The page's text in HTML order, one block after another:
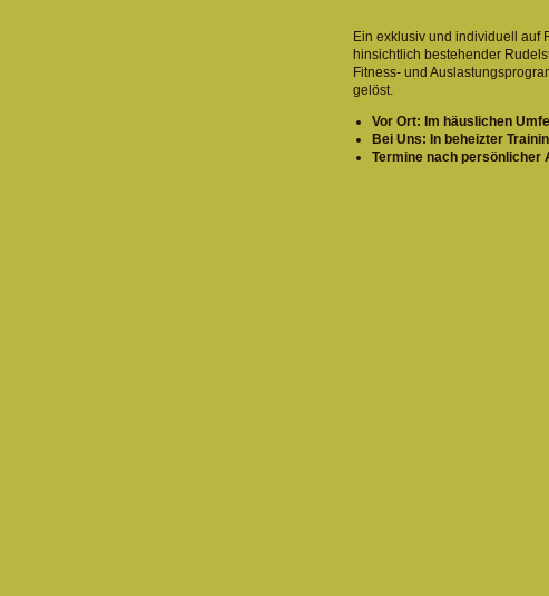
Ein exklusiv und individuell auf
hinsichtlich bestehender
Fitness- und
gelöst.
Vor Ort: Im häuslichen
Bei Uns: In beheizter
Termine nach persönlicher